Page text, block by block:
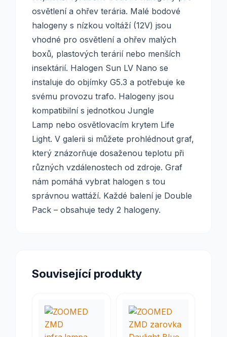
osvětlení a ohřev terária. Malé bodové
halogeny s nízkou voltáží (12V) jsou
vhodné pro osvětlení a ohřev malých
boxů, plastových terárií nebo menších
insektárií. Halogen Sun LV Nano se
instaluje do objímky G5.3 a potřebuje ke
svému provozu trafo. Halogeny jsou
kompatibilní s jednotkou Jungle
Lamp nebo osvětlovacím krytem Life
Light. V galerii si můžete prohlédnout graf,
který znázorňuje dosaženou teplotu při
různých vzdálenostech od zdroje. Graf
nám pomáhá vybrat halogen s tou
správnou wattáží. Každé balení je Double
Pack – obsahuje tedy 2 halogeny.
Související produkty